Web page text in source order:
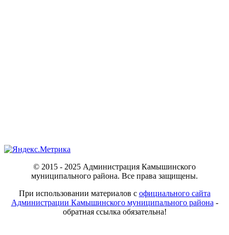
© 2015 - 2025 Администрация Камышинского
муниципального района. Все права защищены.
При использовании материалов с официального сайта
Администрации Камышинского муниципального района -
обратная ссылка обязательна!